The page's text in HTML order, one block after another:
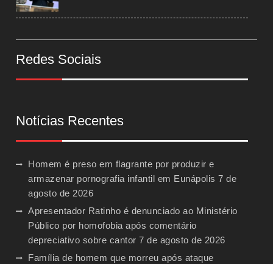
Redes Sociais
Notícias Recentes
Homem é preso em flagrante por produzir e
armazenar pornografia infantil em Eunápolis 7 de
agosto de 2026
Apresentador Ratinho é denunciado ao Ministério
Público por homofobia após comentário
depreciativo sobre cantor 7 de agosto de 2026
Família de homem que morreu após ataque